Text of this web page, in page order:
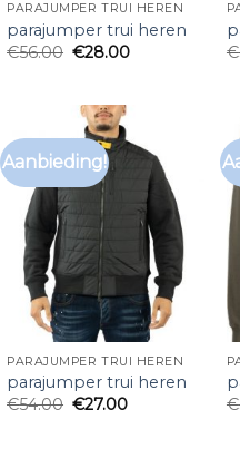
PARAJUMPER TRUI HEREN
parajumper trui heren
€56.00 €28.00
€
Aanbieding!
PARAJUMPER TRUI HEREN
parajumper trui heren
€54.00 €27.00
€